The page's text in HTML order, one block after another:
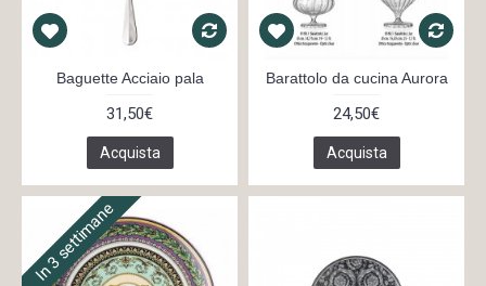
Baguette Acciaio pala
31,50€
Acquista
Barattolo da cucina Aurora
24,50€
Acquista
In 3 settimane